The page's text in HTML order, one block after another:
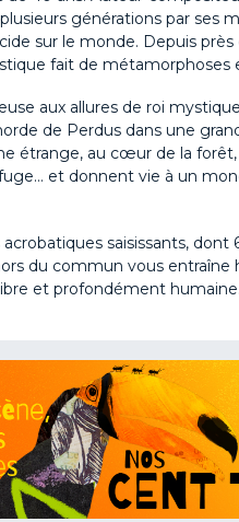
générations par ses
sur le monde. Depuis près
fait de métamorphoses
aux allures de roi
de Perdus dans une
étrange, au cœur de la
et donnent vie à un
saisissants, dont
du commun vous entraîne
et profondément humaine.